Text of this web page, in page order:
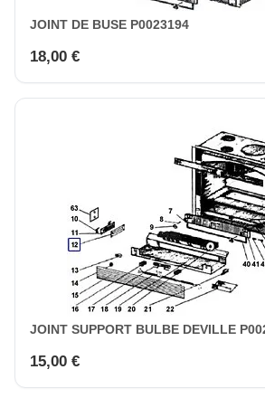
JOINT DE BUSE P0023194
18,00 €
JOINT SUPPORT BULBE DEVILLE
15,00 €